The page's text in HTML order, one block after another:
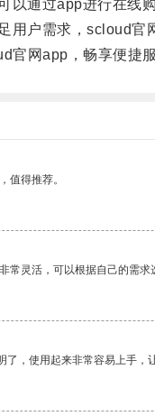
通过app进行在线购
户需求，scloud官网
网app，畅享便捷服
值得推荐。
常灵活，可以根据自己的需
了，使用起来非常容易上手，